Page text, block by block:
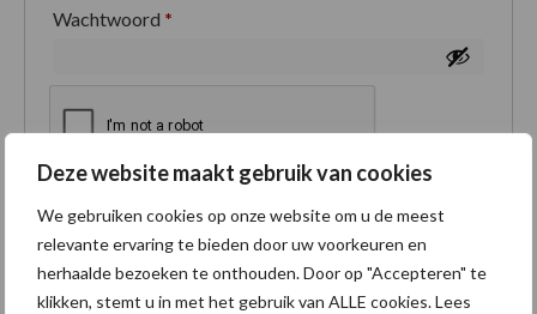
Deze website maakt gebruik van cookies
We gebruiken cookies op onze website om u de meest
relevante ervaring te bieden door uw voorkeuren en
herhaalde bezoeken te onthouden. Door op "Accepteren" te
klikken, stemt u in met het gebruik van ALLE cookies. Lees
Wachtwoord *
Je persoonlijke gegevens worden gebruikt om je
ervaring op deze site te ondersteunen, om toegang
tot je account te beheren en voor andere doeleinden
zoals omschreven in onzeprivacybeleid.